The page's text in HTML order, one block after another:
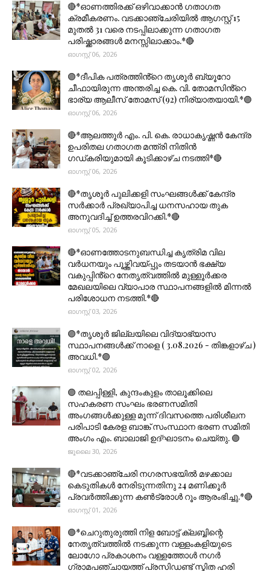
🔴*ഓണത്തിരക്ക് ഒഴിവാക്കാൻ ഗതാഗത
ക്രമീകരണം. വടക്കാഞ്ചേരിയിൽ ആഗസ്റ്റ് 15
മുതല്‍ 31 വരെ നടപ്പിലാക്കുന്ന ഗതാഗത
പരിഷ്ക്കാരങ്ങൾ മനസ്സിലാക്കാം.*🔴
ഓഗസ്റ്റ് 06, 2026
🟣*ദീപിക പത്രത്തിൻ്റെ തൃശൂർ ബ്യൂറോ
ചീഫായിരുന്ന അന്തരിച്ച കെ. വി. തോമസിൻ്റെ
ഭാര്യ ആലീസ് തോമസ് (92) നിര്യാതയായി.*🟣
ഓഗസ്റ്റ് 06, 2026
🔴*ആലത്തൂർ എം. പി. കെ. രാധാകൃഷ്ണൻ കേന്ദ്ര
ഉപരിതല ഗതാഗത മന്ത്രി നിതിൻ
ഗഡ്കരിയുമായി കൂടിക്കാഴ്ച നടത്തി*🔴
ഓഗസ്റ്റ് 06, 2026
🔴*തൃശൂര്‍ പുലിക്കളി സംഘങ്ങള്‍ക്ക് കേന്ദ്ര
സര്‍ക്കാര്‍ പ്രഖ്യാപിച്ച ധനസഹായ തുക
അനുവദിച്ച് ഉത്തരവിറക്കി.*🔴
ഓഗസ്റ്റ് 05, 2026
🔴*ഓണത്തോടനുബന്ധിച്ച കൃത്രിമ വില
വർധനയും പൂഴ്ത്തിവയ്പ്പും തടയാൻ ഭക്ഷ്യ
വകുപ്പിൻ്റെ നേതൃത്വത്തിൽ മുള്ളൂർക്കര
മേഖലയിലെ വ്യാപാര സ്ഥാപനങ്ങളിൽ മിന്നൽ
പരിശോധന നടത്തി.*🔴
ഓഗസ്റ്റ് 03, 2026
🟣*തൃശൂര്‍ ജില്ലയിലെ വിദ്യാഭ്യാസ
സ്ഥാപനങ്ങൾക്ക് നാളെ ( 3.08.2026 - തിങ്കളാഴ്ച )
അവധി.*🟣
ഓഗസ്റ്റ് 02, 2026
🟣 തലപ്പിള്ളി, കുന്ദംകുളം താലൂക്കിലെ
സഹകരണ സംഘം ഭരണസമിതി
അംഗങ്ങൾക്കുള്ള മൂന്ന് ദിവസത്തെ പരിശീലന
പരിപാടി കേരള ബാങ്ക് സംസ്ഥാന ഭരണ സമിതി
അംഗം എം. ബാലാജി ഉദ്ഘാടനം ചെയ്തു. 🟣
ജൂലൈ 30, 2026
🔴*വടക്കാഞ്ചേരി നഗരസഭയിൽ മഴക്കാല
കെടുതികൾ നേരിടുന്നതിനു 24 മണിക്കൂർ
പ്രവർത്തിക്കുന്ന കൺട്രോൾ റൂം ആരംഭിച്ചു.*🔴
ഓഗസ്റ്റ് 01, 2026
🟣*ചെറുതുരുത്തി നിള ബോട്ട് ക്ലബ്ബിന്റെ
നേതൃത്വത്തിൽ നടക്കുന്ന വള്ളംകളിയുടെ
ലോഗോ പ്രകാശനം വള്ളത്തോൾ നഗർ
ഗ്രാമപഞ്ചായത്ത് പ്രസിഡണ്ട് സ്മിത ഹരി